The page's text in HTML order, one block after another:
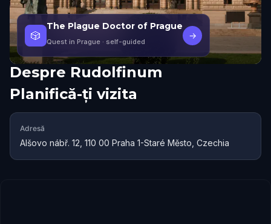
🎲
The Plague Doctor of Prague
Quest in Prague · self-guided
→
Despre Rudolfinum
Planifică-ți vizita
Adresă
Alšovo nábř. 12, 110 00 Praha 1-Staré Město, Czechia